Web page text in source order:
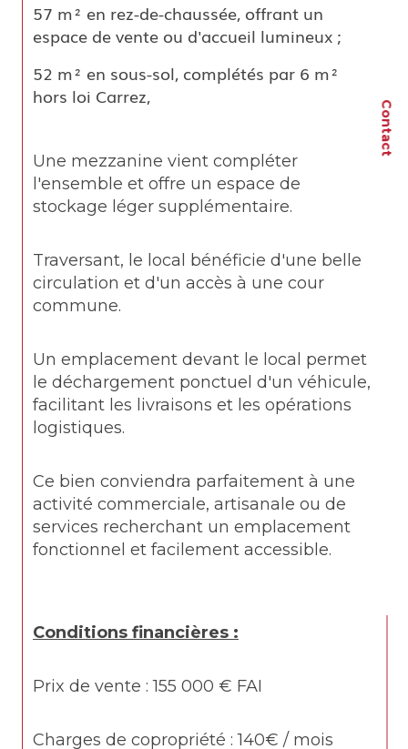
Contact
57 m² en rez-de-chaussée, offrant un
espace de vente ou d'accueil lumineux ;
52 m² en sous-sol, complétés par 6 m²
hors loi Carrez,
Une mezzanine vient compléter
l'ensemble et offre un espace de
stockage léger supplémentaire.
Traversant, le local bénéficie d'une belle
circulation et d'un accès à une cour
commune.
Un emplacement devant le local permet
le déchargement ponctuel d'un véhicule,
facilitant les livraisons et les opérations
logistiques.
Ce bien conviendra parfaitement à une
activité commerciale, artisanale ou de
services recherchant un emplacement
fonctionnel et facilement accessible.
Conditions financières :
Prix de vente : 155 000 € FAI
Charges de copropriété : 140€ / mois